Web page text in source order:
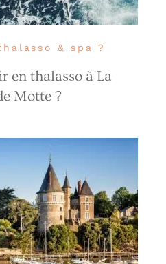
& spa ?
en thalasso à La
Motte ?